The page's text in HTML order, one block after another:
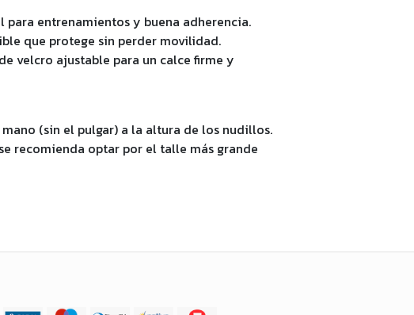
para entrenamientos y buena adherencia.
que protege sin perder movilidad.
velcro ajustable para un calce firme y
(sin el pulgar) a la altura de los nudillos.
recomienda optar por el talle más grande